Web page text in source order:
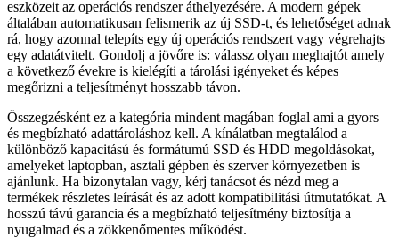
eszközeit az operációs rendszer áthelyezésére. A modern gépek
általában automatikusan felismerik az új SSD-t, és lehetőséget adnak
rá, hogy azonnal telepíts egy új operációs rendszert vagy végrehajts
egy adatátvitelt. Gondolj a jövőre is: válassz olyan meghajtót amely
a következő évekre is kielégíti a tárolási igényeket és képes
megőrizni a teljesítményt hosszabb távon.
Összegzésként ez a kategória mindent magában foglal ami a gyors
és megbízható adattároláshoz kell. A kínálatban megtalálod a
különböző kapacitású és formátumú SSD és HDD megoldásokat,
amelyeket laptopban, asztali gépben és szerver környezetben is
ajánlunk. Ha bizonytalan vagy, kérj tanácsot és nézd meg a
termékek részletes leírását és az adott kompatibilitási útmutatókat. A
hosszú távú garancia és a megbízható teljesítmény biztosítja a
nyugalmad és a zökkenőmentes működést.